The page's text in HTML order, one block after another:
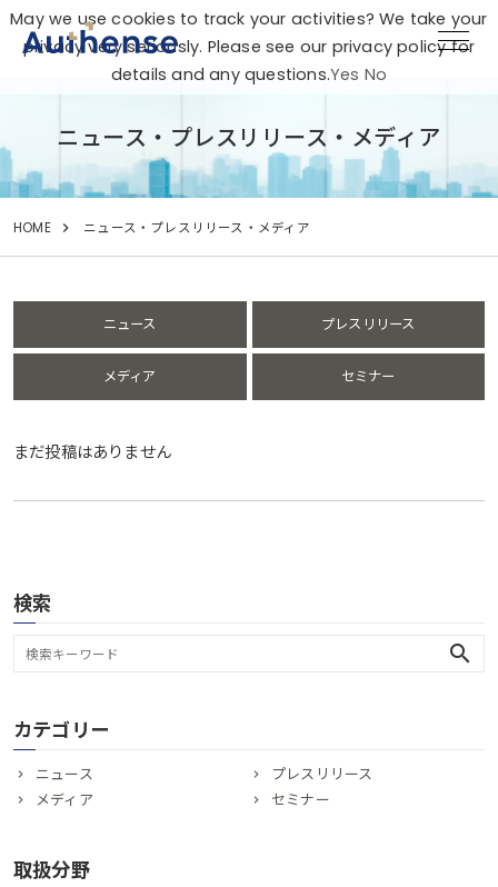
ニュース・プレスリリース・メディア
HOME ニュース・プレスリリース・メディア
ニュース プレスリリース
メディア セミナー
まだ投稿はありません
検索
search
カテゴリー
ニュース
プレスリリース
メディア
セミナー
取扱分野
May we use cookies to track your activities? We take your
privacy very seriously. Please see our privacy policy for
details and any questions.Yes No